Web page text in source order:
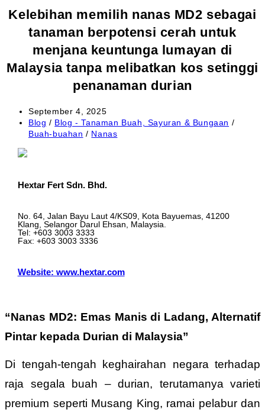
Kelebihan memilih nanas MD2 sebagai
tanaman berpotensi cerah untuk
menjana keuntunga lumayan di
Malaysia tanpa melibatkan kos setinggi
penanaman durian
Post
published:
September 4, 2025
Post
category:
Blog / Blog - Tanaman Buah, Sayuran & Bungaan /
Buah-buahan / Nanas
Hextar Fert Sdn. Bhd.
No. 64, Jalan Bayu Laut 4/KS09, Kota Bayuemas, 41200
Klang, Selangor Darul Ehsan, Malaysia.
Tel: +603 3003 3333
Fax: +603 3003 3336
Website: www.hextar.com
“Nanas MD2: Emas Manis di Ladang, Alternatif
Pintar kepada Durian di Malaysia”
Di tengah-tengah keghairahan negara terhadap
raja segala buah – durian, terutamanya varieti
premium seperti Musang King, ramai pelabur dan